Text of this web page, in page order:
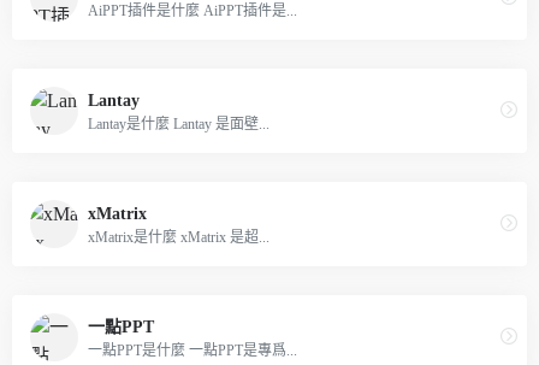
AiPPT插件是什麼 AiPPT插件是...
Lantay
Lantay是什麼 Lantay 是面壁...
xMatrix
xMatrix是什麼 xMatrix 是超...
一點PPT
一點PPT是什麼 一點PPT是專爲...